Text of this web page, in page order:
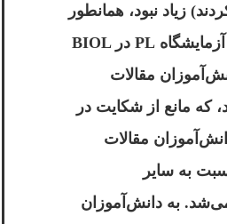
زیاد نبود، همانطور
که گاهی اوقات برای آزمایشگاه PL در BIOL
مقالات
که مانع از شکایت در
مقالات
به سایر
به دانش‌آموزان